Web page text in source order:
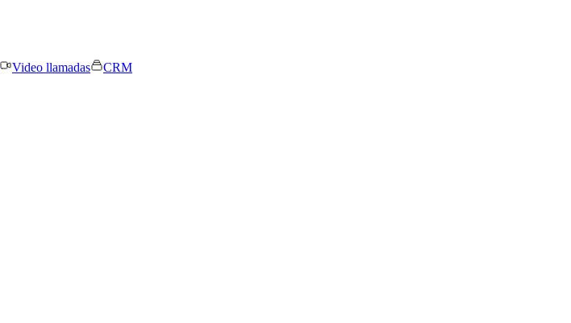
Video llamadas
CRM